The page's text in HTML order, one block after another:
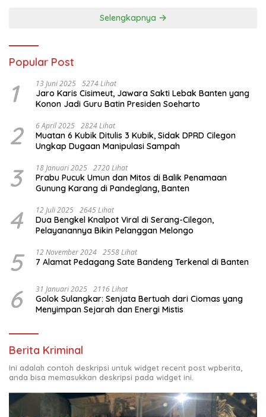
Selengkapnya
Popular Post
1 13 Juni 2025 5274 Lihat
Jaro Karis Cisimeut, Jawara Sakti Lebak Banten yang
Konon Jadi Guru Batin Presiden Soeharto
2 6 April 2025 2824 Lihat
Muatan 6 Kubik Ditulis 3 Kubik, Sidak DPRD Cilegon
Ungkap Dugaan Manipulasi Sampah
3 18 Januari 2025 2720 Lihat
Prabu Pucuk Umun dan Mitos di Balik Penamaan
Gunung Karang di Pandeglang, Banten
4 12 Juli 2025 2645 Lihat
Dua Bengkel Knalpot Viral di Serang-Cilegon,
Pelayanannya Bikin Pelanggan Melongo
5 12 November 2024 2558 Lihat
7 Alamat Pedagang Sate Bandeng Terkenal di Banten
6 31 Januari 2025 2116 Lihat
Golok Sulangkar: Senjata Bertuah dari Ciomas yang
Menyimpan Sejarah dan Energi Mistis
Berita Kriminal
Ini adalah contoh deskripsi untuk widget recent post wpberita,
anda bisa memasukkan deskripsi pada widget ini.